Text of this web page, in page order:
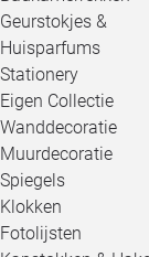
Geurstokjes &
Huisparfums
Stationery
Eigen Collectie
Wanddecoratie
Muurdecoratie
Spiegels
Klokken
Fotolijsten